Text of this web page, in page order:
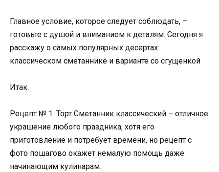
Главное условие, которое следует соблюдать, –
готовьте с душой и вниманием к деталям. Сегодня я
расскажу о самых популярных десертах:
классическом сметаннике и варианте со сгущенкой
Итак.
Рецепт № 1. Торт Сметанник классический – отличное
украшение любого праздника, хотя его
приготовление и потребует времени, но рецепт с
фото пошагово окажет немалую помощь даже
начинающим кулинарам.